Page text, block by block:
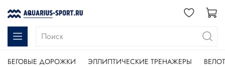
БЕГОВЫЕ ДОРОЖКИ ЭЛЛИПТИЧЕСКИЕ ТРЕНАЖЕРЫ